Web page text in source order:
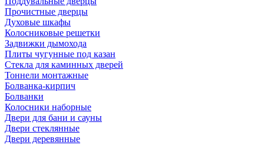
Прочистные дверцы
Духовые шкафы
Колосниковые решетки
Задвижки дымохода
Плиты чугунные под казан
Стекла для каминных дверей
Тоннели монтажные
Болванка-кирпич
Болванки
Колосники наборные
Двери для бани и сауны
Двери стеклянные
Двери деревянные